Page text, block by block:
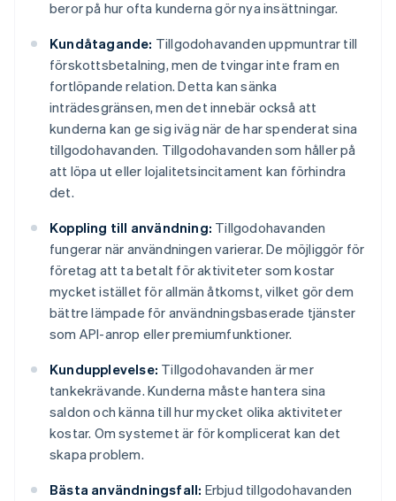
beror på hur ofta kunderna gör nya insättningar.
Kundåtagande: Tillgodohavanden uppmuntrar till
förskottsbetalning, men de tvingar inte fram en
fortlöpande relation. Detta kan sänka
inträdesgränsen, men det innebär också att
kunderna kan ge sig iväg när de har spenderat sina
tillgodohavanden. Tillgodohavanden som håller på
att löpa ut eller lojalitetsincitament kan förhindra
det.
Koppling till användning: Tillgodohavanden
fungerar när användningen varierar. De möjliggör för
företag att ta betalt för aktiviteter som kostar
mycket istället för allmän åtkomst, vilket gör dem
bättre lämpade för användningsbaserade tjänster
som API-anrop eller premiumfunktioner.
Kundupplevelse: Tillgodohavanden är mer
tankekrävande. Kunderna måste hantera sina
saldon och känna till hur mycket olika aktiviteter
kostar. Om systemet är för komplicerat kan det
skapa problem.
Bästa användningsfall: Erbjud tillgodohavanden